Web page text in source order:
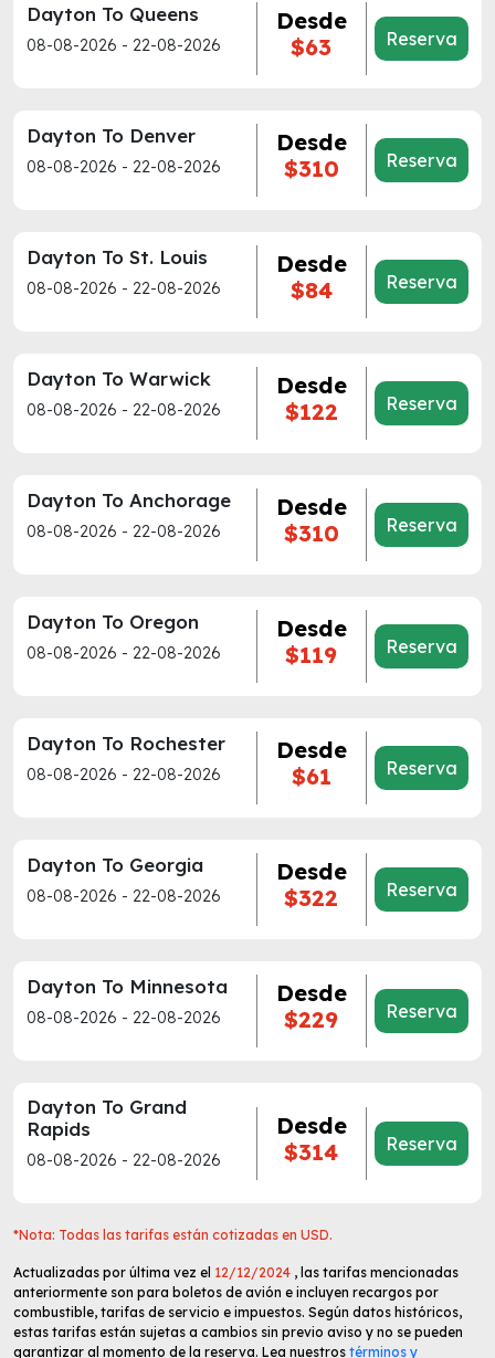
Dayton To Queens
08-08-2026 - 22-08-2026
Desde
$63
Reserva
Dayton To Denver
08-08-2026 - 22-08-2026
Desde
$310
Reserva
Dayton To St. Louis
08-08-2026 - 22-08-2026
Desde
$84
Reserva
Dayton To Warwick
08-08-2026 - 22-08-2026
Desde
$122
Reserva
Dayton To Anchorage
08-08-2026 - 22-08-2026
Desde
$310
Reserva
Dayton To Oregon
08-08-2026 - 22-08-2026
Desde
$119
Reserva
Dayton To Rochester
08-08-2026 - 22-08-2026
Desde
$61
Reserva
Dayton To Georgia
08-08-2026 - 22-08-2026
Desde
$322
Reserva
Dayton To Minnesota
08-08-2026 - 22-08-2026
Desde
$229
Reserva
Dayton To Grand
Rapids
08-08-2026 - 22-08-2026
Desde
$314
Reserva
*Nota: Todas las tarifas están cotizadas en USD.
Actualizadas por última vez el 12/12/2024 , las tarifas mencionadas
anteriormente son para boletos de avión e incluyen recargos por
combustible, tarifas de servicio e impuestos. Según datos históricos,
estas tarifas están sujetas a cambios sin previo aviso y no se pueden
garantizar al momento de la reserva. Lea nuestros términos y